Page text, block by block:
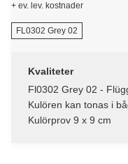
+ ev. lev. kostnader
FL0302 Grey 02
Kvaliteter
Fl0302 Grey 02 -
Kulören kan tonas i
Kulörprov 9 x 9 cm